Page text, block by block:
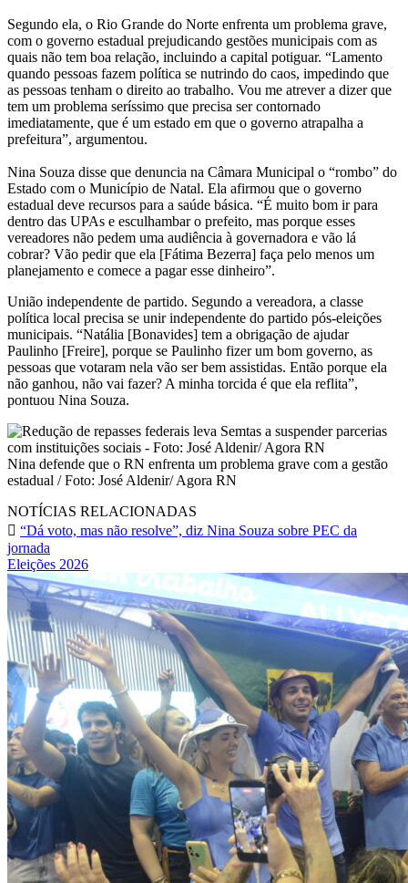
Segundo ela, o Rio Grande do Norte enfrenta um problema grave,
com o governo estadual prejudicando gestões municipais com as
quais não tem boa relação, incluindo a capital potiguar. “Lamento
quando pessoas fazem política se nutrindo do caos, impedindo que
as pessoas tenham o direito ao trabalho. Vou me atrever a dizer que
tem um problema seríssimo que precisa ser contornado
imediatamente, que é um estado em que o governo atrapalha a
prefeitura”, argumentou.
Nina Souza disse que denuncia na Câmara Municipal o “rombo” do
Estado com o Município de Natal. Ela afirmou que o governo
estadual deve recursos para a saúde básica. “É muito bom ir para
dentro das UPAs e esculhambar o prefeito, mas porque esses
vereadores não pedem uma audiência à governadora e vão lá
cobrar? Vão pedir que ela [Fátima Bezerra] faça pelo menos um
planejamento e comece a pagar esse dinheiro”.
União independente de partido. Segundo a vereadora, a classe
política local precisa se unir independente do partido pós-eleições
municipais. “Natália [Bonavides] tem a obrigação de ajudar
Paulinho [Freire], porque se Paulinho fizer um bom governo, as
pessoas que votaram nela vão ser bem assistidas. Então porque ela
não ganhou, não vai fazer? A minha torcida é que ela reflita”,
pontuou Nina Souza.
Nina defende que o RN enfrenta um problema grave com a gestão
estadual / Foto: José Aldenir/ Agora RN
NOTÍCIAS RELACIONADAS
“Dá voto, mas não resolve”, diz Nina Souza sobre PEC da
jornada
Eleições 2026